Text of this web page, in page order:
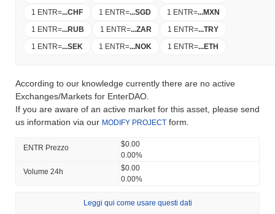
1 ENTR=...CHF 1 ENTR=...SGD 1 ENTR=...MXN
1 ENTR=...RUB 1 ENTR=...ZAR 1 ENTR=...TRY
1 ENTR=...SEK 1 ENTR=...NOK 1 ENTR=...ETH
According to our knowledge currently there are no active
Exchanges/Markets for EnterDAO.
If you are aware of an active market for this asset, please send
us information via our MODIFY PROJECT form.
ENTR Prezzo
$0.00
0.00%
Volume 24h
$0.00
0.00%
Leggi qui come usare questi dati